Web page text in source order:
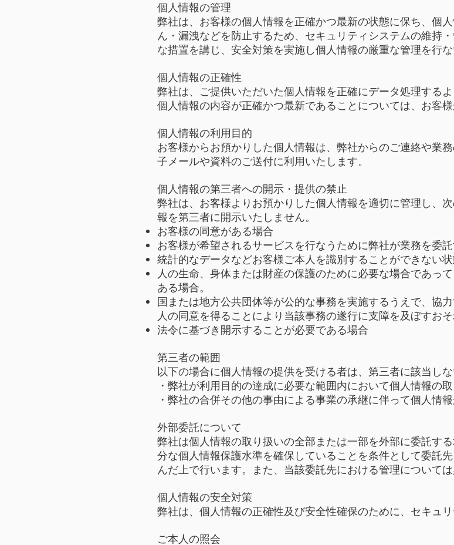
個人情報の管理
弊社は、お客様の個人情報を正確かつ最新の状態に保ち、個
ん・漏洩などを防止するため、セキュリティシステムの維持
な措置を講じ、安全対策を実施し個人情報の厳重な管理を行な
個人情報の正確性
弊社は、ご提供いただいた個人情報を正確にデータ処理する
個人情報の内容が正確かつ最新であることについては、お客様
個人情報の利用目的
お客様からお預かりした個人情報は、弊社からのご連絡や業
子メールや資料のご送付に利用いたします。
個人情報の第三者への開示・提供の禁止
弊社は、お客様よりお預かりした個人情報を適切に管理し、
報を第三者に開示いたしません。
お客様の同意がある場合
お客様が希望されるサービスを行なうために弊社が業務を委
統計的なデータなどお客様ご本人を識別することができない状
人の生命、身体または財産の保護のために必要な場合であっ
ある場合。
国または地方公共団体等が公的な事務を実施するうえで、協
人の同意を得ることにより当該事務の遂行に支障を及ぼすおそ
法令に基づき開示することが必要である場合
第三者の範囲
以下の場合に個人情報の提供を受ける者は、第三者に該当しな
・弊社が利用目的の達成に必要な範囲内において個人情報の
・弊社の合併その他の事由による事業の承継に伴って個人情報
外部委託について
弊社は個人情報の取り扱いの全部または一部を外部に委託す
分な個人情報保護水準を確保していることを条件として委託
んだ上で行います。また、当該委託先における管理について
個人情報の安全対策
弊社は、個人情報の正確性及び安全性確保のために、セキュ
ご本人の照会